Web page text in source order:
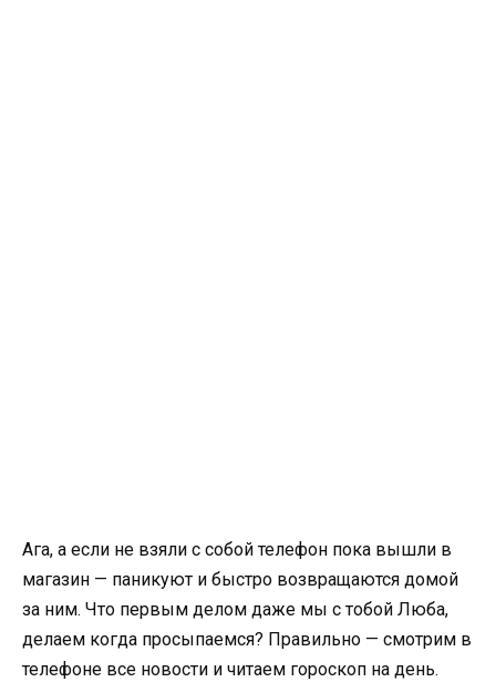
Ага, а если не взяли с собой телефон пока вышли в
магазин — паникуют и быстро возвращаются домой
за ним. Что первым делом даже мы с тобой Люба,
делаем когда просыпаемся? Правильно — смотрим в
телефоне все новости и читаем гороскоп на день.